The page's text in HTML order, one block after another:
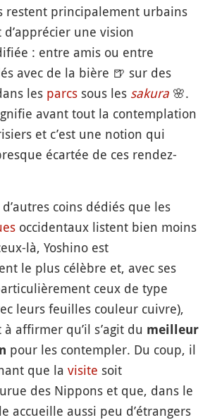
restent principalement urbains
une vision
: entre amis ou entre
avec de la bière 🍺 sur des
les parcs sous les sakura 🌸.
avant tout la contemplation
et c’est une notion qui
écartée de ces rendez-
coins dédiés que les
occidentaux listent bien moins
là, Yoshino est
le plus célèbre et, avec ses
ceux de type
leurs feuilles couleur cuivre),
affirmer qu’il s’agit du meilleur
pour les contempler. Du coup, il
que la visite soit
des Nippons et que, dans le
accueille aussi peu d’étrangers